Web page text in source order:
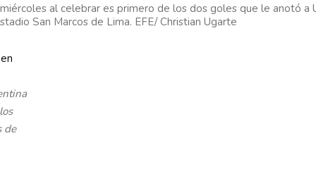
al celebrar es primero de los dos goles que le anotó
San Marcos de Lima. EFE/ Christian Ugarte
de